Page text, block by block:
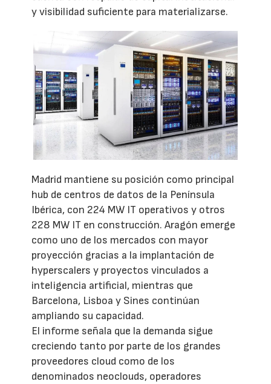
y visibilidad suficiente para materializarse.
Madrid mantiene su posición como principal
hub de centros de datos de la Península
Ibérica, con 224 MW IT operativos y otros
228 MW IT en construcción. Aragón emerge
como uno de los mercados con mayor
proyección gracias a la implantación de
hyperscalers y proyectos vinculados a
inteligencia artificial, mientras que
Barcelona, Lisboa y Sines continúan
ampliando su capacidad.
El informe señala que la demanda sigue
creciendo tanto por parte de los grandes
proveedores cloud como de los
denominados neoclouds, operadores